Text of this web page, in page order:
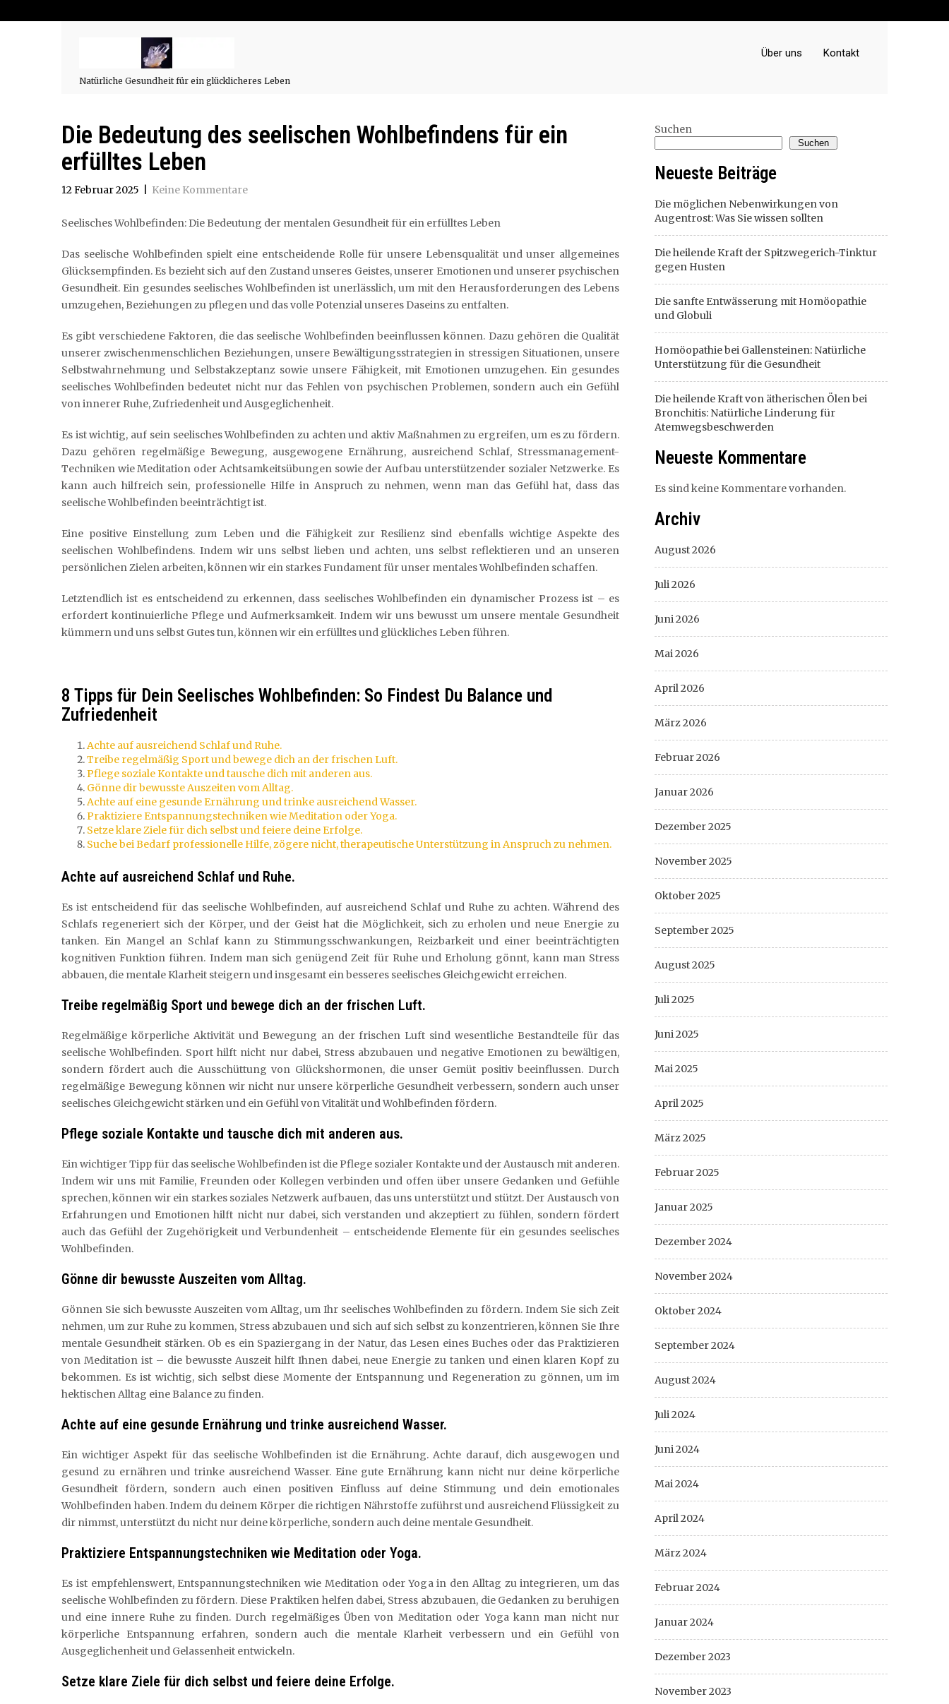
Natürliche Gesundheit für ein glücklicheres Leben
Über uns Kontakt
Die Bedeutung des seelischen Wohlbefindens für ein
erfülltes Leben
12 Februar 2025 Keine Kommentare
Seelisches Wohlbefinden: Die Bedeutung der mentalen Gesundheit für ein erfülltes Leben
Das seelische Wohlbefinden spielt eine entscheidende Rolle für unsere Lebensqualität und unser allgemeines
Glücksempfinden. Es bezieht sich auf den Zustand unseres Geistes, unserer Emotionen und unserer psychischen
Gesundheit. Ein gesundes seelisches Wohlbefinden ist unerlässlich, um mit den Herausforderungen des Lebens
umzugehen, Beziehungen zu pflegen und das volle Potenzial unseres Daseins zu entfalten.
Es gibt verschiedene Faktoren, die das seelische Wohlbefinden beeinflussen können. Dazu gehören die Qualität
unserer zwischenmenschlichen Beziehungen, unsere Bewältigungsstrategien in stressigen Situationen, unsere
Selbstwahrnehmung und Selbstakzeptanz sowie unsere Fähigkeit, mit Emotionen umzugehen. Ein gesundes
seelisches Wohlbefinden bedeutet nicht nur das Fehlen von psychischen Problemen, sondern auch ein Gefühl
von innerer Ruhe, Zufriedenheit und Ausgeglichenheit.
Es ist wichtig, auf sein seelisches Wohlbefinden zu achten und aktiv Maßnahmen zu ergreifen, um es zu fördern.
Dazu gehören regelmäßige Bewegung, ausgewogene Ernährung, ausreichend Schlaf, Stressmanagement-
Techniken wie Meditation oder Achtsamkeitsübungen sowie der Aufbau unterstützender sozialer Netzwerke. Es
kann auch hilfreich sein, professionelle Hilfe in Anspruch zu nehmen, wenn man das Gefühl hat, dass das
seelische Wohlbefinden beeinträchtigt ist.
Eine positive Einstellung zum Leben und die Fähigkeit zur Resilienz sind ebenfalls wichtige Aspekte des
seelischen Wohlbefindens. Indem wir uns selbst lieben und achten, uns selbst reflektieren und an unseren
persönlichen Zielen arbeiten, können wir ein starkes Fundament für unser mentales Wohlbefinden schaffen.
Letztendlich ist es entscheidend zu erkennen, dass seelisches Wohlbefinden ein dynamischer Prozess ist – es
erfordert kontinuierliche Pflege und Aufmerksamkeit. Indem wir uns bewusst um unsere mentale Gesundheit
kümmern und uns selbst Gutes tun, können wir ein erfülltes und glückliches Leben führen.
8 Tipps für Dein Seelisches Wohlbefinden: So Findest Du Balance und
Zufriedenheit
Achte auf ausreichend Schlaf und Ruhe.
Treibe regelmäßig Sport und bewege dich an der frischen Luft.
Pflege soziale Kontakte und tausche dich mit anderen aus.
Gönne dir bewusste Auszeiten vom Alltag.
Achte auf eine gesunde Ernährung und trinke ausreichend Wasser.
Praktiziere Entspannungstechniken wie Meditation oder Yoga.
Setze klare Ziele für dich selbst und feiere deine Erfolge.
Suche bei Bedarf professionelle Hilfe, zögere nicht, therapeutische Unterstützung in Anspruch zu nehmen.
Achte auf ausreichend Schlaf und Ruhe.
Es ist entscheidend für das seelische Wohlbefinden, auf ausreichend Schlaf und Ruhe zu achten. Während des
Schlafs regeneriert sich der Körper, und der Geist hat die Möglichkeit, sich zu erholen und neue Energie zu
tanken. Ein Mangel an Schlaf kann zu Stimmungsschwankungen, Reizbarkeit und einer beeinträchtigten
kognitiven Funktion führen. Indem man sich genügend Zeit für Ruhe und Erholung gönnt, kann man Stress
abbauen, die mentale Klarheit steigern und insgesamt ein besseres seelisches Gleichgewicht erreichen.
Treibe regelmäßig Sport und bewege dich an der frischen Luft.
Regelmäßige körperliche Aktivität und Bewegung an der frischen Luft sind wesentliche Bestandteile für das
seelische Wohlbefinden. Sport hilft nicht nur dabei, Stress abzubauen und negative Emotionen zu bewältigen,
sondern fördert auch die Ausschüttung von Glückshormonen, die unser Gemüt positiv beeinflussen. Durch
regelmäßige Bewegung können wir nicht nur unsere körperliche Gesundheit verbessern, sondern auch unser
seelisches Gleichgewicht stärken und ein Gefühl von Vitalität und Wohlbefinden fördern.
Pflege soziale Kontakte und tausche dich mit anderen aus.
Ein wichtiger Tipp für das seelische Wohlbefinden ist die Pflege sozialer Kontakte und der Austausch mit anderen.
Indem wir uns mit Familie, Freunden oder Kollegen verbinden und offen über unsere Gedanken und Gefühle
sprechen, können wir ein starkes soziales Netzwerk aufbauen, das uns unterstützt und stützt. Der Austausch von
Erfahrungen und Emotionen hilft nicht nur dabei, sich verstanden und akzeptiert zu fühlen, sondern fördert
auch das Gefühl der Zugehörigkeit und Verbundenheit – entscheidende Elemente für ein gesundes seelisches
Wohlbefinden.
Gönne dir bewusste Auszeiten vom Alltag.
Gönnen Sie sich bewusste Auszeiten vom Alltag, um Ihr seelisches Wohlbefinden zu fördern. Indem Sie sich Zeit
nehmen, um zur Ruhe zu kommen, Stress abzubauen und sich auf sich selbst zu konzentrieren, können Sie Ihre
mentale Gesundheit stärken. Ob es ein Spaziergang in der Natur, das Lesen eines Buches oder das Praktizieren
von Meditation ist – die bewusste Auszeit hilft Ihnen dabei, neue Energie zu tanken und einen klaren Kopf zu
bekommen. Es ist wichtig, sich selbst diese Momente der Entspannung und Regeneration zu gönnen, um im
hektischen Alltag eine Balance zu finden.
Achte auf eine gesunde Ernährung und trinke ausreichend Wasser.
Ein wichtiger Aspekt für das seelische Wohlbefinden ist die Ernährung. Achte darauf, dich ausgewogen und
gesund zu ernähren und trinke ausreichend Wasser. Eine gute Ernährung kann nicht nur deine körperliche
Gesundheit fördern, sondern auch einen positiven Einfluss auf deine Stimmung und dein emotionales
Wohlbefinden haben. Indem du deinem Körper die richtigen Nährstoffe zuführst und ausreichend Flüssigkeit zu
dir nimmst, unterstützt du nicht nur deine körperliche, sondern auch deine mentale Gesundheit.
Praktiziere Entspannungstechniken wie Meditation oder Yoga.
Es ist empfehlenswert, Entspannungstechniken wie Meditation oder Yoga in den Alltag zu integrieren, um das
seelische Wohlbefinden zu fördern. Diese Praktiken helfen dabei, Stress abzubauen, die Gedanken zu beruhigen
und eine innere Ruhe zu finden. Durch regelmäßiges Üben von Meditation oder Yoga kann man nicht nur
körperliche Entspannung erfahren, sondern auch die mentale Klarheit verbessern und ein Gefühl von
Ausgeglichenheit und Gelassenheit entwickeln.
Setze klare Ziele für dich selbst und feiere deine Erfolge.
Suchen
Suchen
Neueste Beiträge
Die möglichen Nebenwirkungen von
Augentrost: Was Sie wissen sollten
Die heilende Kraft der Spitzwegerich-Tinktur
gegen Husten
Die sanfte Entwässerung mit Homöopathie
und Globuli
Homöopathie bei Gallensteinen: Natürliche
Unterstützung für die Gesundheit
Die heilende Kraft von ätherischen Ölen bei
Bronchitis: Natürliche Linderung für
Atemwegsbeschwerden
Neueste Kommentare
Es sind keine Kommentare vorhanden.
Archiv
August 2026
Juli 2026
Juni 2026
Mai 2026
April 2026
März 2026
Februar 2026
Januar 2026
Dezember 2025
November 2025
Oktober 2025
September 2025
August 2025
Juli 2025
Juni 2025
Mai 2025
April 2025
März 2025
Februar 2025
Januar 2025
Dezember 2024
November 2024
Oktober 2024
September 2024
August 2024
Juli 2024
Juni 2024
Mai 2024
April 2024
März 2024
Februar 2024
Januar 2024
Dezember 2023
November 2023